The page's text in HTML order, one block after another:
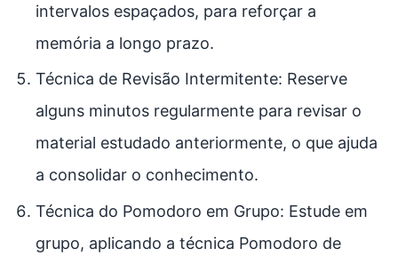
intervalos espaçados, para reforçar a
memória a longo prazo.
Técnica de Revisão Intermitente: Reserve
alguns minutos regularmente para revisar o
material estudado anteriormente, o que ajuda
a consolidar o conhecimento.
Técnica do Pomodoro em Grupo: Estude em
grupo, aplicando a técnica Pomodoro de